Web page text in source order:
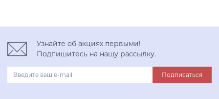
Узнайте об акциях первыми!
Подпишитесь на нашу рассылку.
Подписаться